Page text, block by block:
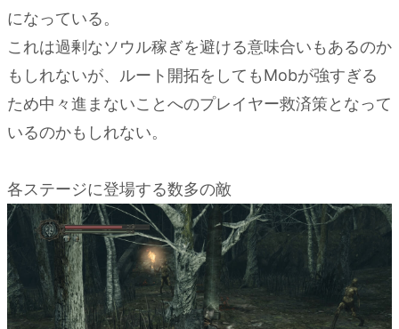
になっている。
これは過剰なソウル稼ぎを避ける意味合いもあるのか
もしれないが、ルート開拓をしてもMobが強すぎる
ため中々進まないことへのプレイヤー救済策となって
いるのかもしれない。
各ステージに登場する数多の敵